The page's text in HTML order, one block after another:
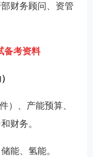
财务顾问、资管
备考资料
）、产能预算、
财务。
能、氢能。